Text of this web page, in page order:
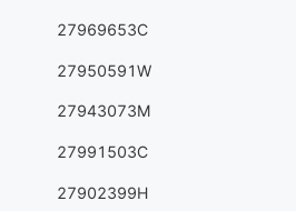
27969653C
27950591W
27943073M
27991503C
27902399H